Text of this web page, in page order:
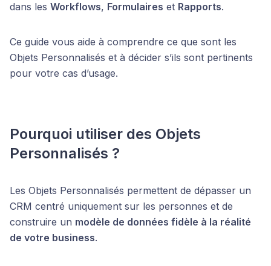
dans les Workflows, Formulaires et Rapports.
Ce guide vous aide à comprendre ce que sont les
Objets Personnalisés et à décider s’ils sont pertinents
pour votre cas d’usage.
Pourquoi utiliser des Objets
Personnalisés ?
Les Objets Personnalisés permettent de dépasser un
CRM centré uniquement sur les personnes et de
construire un modèle de données fidèle à la réalité
de votre business.